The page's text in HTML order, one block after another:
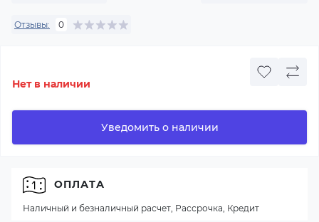
Отзывы: 0
Нет в наличии
Уведомить о наличии
ОПЛАТА
Наличный и безналичный расчет, Рассрочка, Кредит